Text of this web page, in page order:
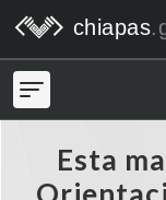
chiapas
Esta